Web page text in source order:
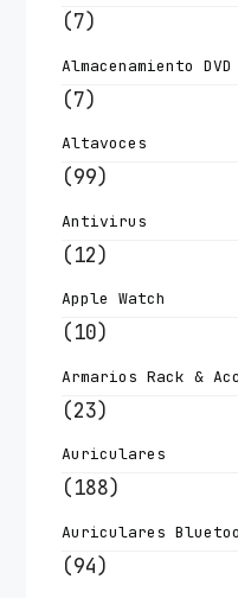
(7)
Almacenamiento DVD
(7)
Altavoces
(99)
Antivirus
(12)
Apple Watch
(10)
Armarios Rack &
(23)
Auriculares
(188)
Auriculares
(94)